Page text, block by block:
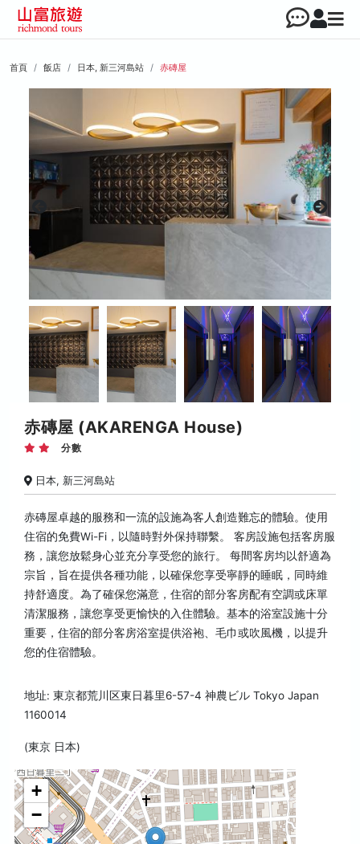
首頁 飯店 日本, 新三河島站 赤磚屋
赤磚屋 (AKARENGA House)
分數
日本, 新三河島站
赤磚屋卓越的服務和一流的設施為客人創造難忘的體驗。使用
住宿的免費Wi-Fi，以隨時對外保持聯繫。 客房設施包括客房服
務，讓您放鬆身心並充分享受您的旅行。 每間客房均以舒適為
宗旨，旨在提供各種功能，以確保您享受寧靜的睡眠，同時維
持舒適度。為了確保您滿意，住宿的部分客房配有空調或床單
清潔服務，讓您享受更愉快的入住體驗。基本的浴室設施十分
重要，住宿的部分客房浴室提供浴袍、毛巾或吹風機，以提升
您的住宿體驗。
地址: 東京都荒川区東日暮里6-57-4 神農ビル Tokyo Japan
1160014
(東京 日本)
+
−